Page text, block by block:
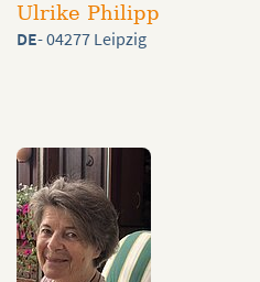
Ulrike Philipp
DE- 04277 Leipzig